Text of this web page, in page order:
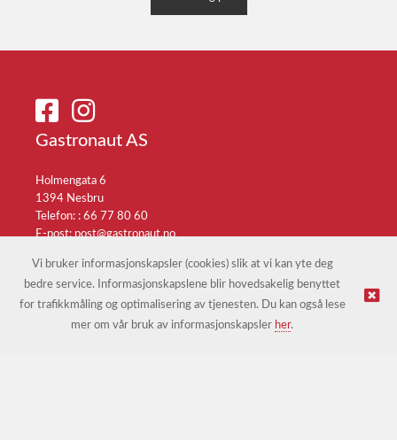
Gastronaut AS
Holmengata 6
1394 Nesbru
Telefon: : 66 77 80 60
E-post:post@gastronaut.no
© Gastronaut AS | Nettbutikk levert av Kréatif
Vi bruker informasjonskapsler (cookies) slik at vi kan yte deg
bedre service. Informasjonskapslene blir hovedsakelig benyttet
for trafikkmåling og optimalisering av tjenesten. Du kan også lese
mer om vår bruk av informasjonskapsler her.